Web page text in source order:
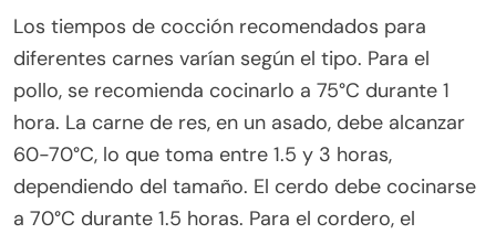
Los tiempos de cocción recomendados para
diferentes carnes varían según el tipo. Para el
pollo, se recomienda cocinarlo a 75°C durante 1
hora. La carne de res, en un asado, debe alcanzar
60-70°C, lo que toma entre 1.5 y 3 horas,
dependiendo del tamaño. El cerdo debe cocinarse
a 70°C durante 1.5 horas. Para el cordero, el